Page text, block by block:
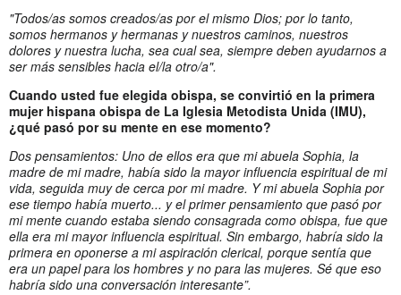
"Todos/as somos creados/as por el mismo Dios; por lo tanto,
somos hermanos y hermanas y nuestros caminos, nuestros
dolores y nuestra lucha, sea cual sea, siempre deben ayudarnos a
ser más sensibles hacia el/la otro/a".
Cuando usted fue elegida obispa, se convirtió en la primera
mujer hispana obispa de La Iglesia Metodista Unida (IMU),
¿qué pasó por su mente en ese momento?
Dos pensamientos: Uno de ellos era que mi abuela Sophia, la
madre de mi madre, había sido la mayor influencia espiritual de mi
vida, seguida muy de cerca por mi madre. Y mi abuela Sophia por
ese tiempo había muerto... y el primer pensamiento que pasó por
mi mente cuando estaba siendo consagrada como obispa, fue que
ella era mi mayor influencia espiritual. Sin embargo, habría sido la
primera en oponerse a mi aspiración clerical, porque sentía que
era un papel para los hombres y no para las mujeres. Sé que eso
habría sido una conversación interesante”.